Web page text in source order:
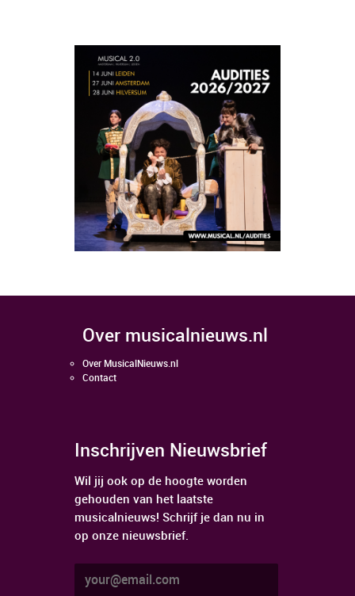
over musicalnieuws.nl
Over MusicalNieuws.nl
Contact
Inschrijven Nieuwsbrief
Wil jij ook op de hoogte worden
gehouden van het laatste
musicalnieuws! Schrijf je dan nu in
op onze nieuwsbrief.